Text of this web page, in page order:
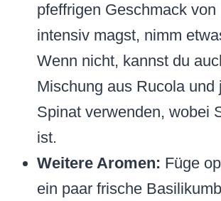
pfeffrigen Geschmack
intensiv magst, nimm
Wenn nicht, kannst du
Mischung aus Rucola und
Spinat verwenden, wobei
ist.
Weitere Aromen: Füge
ein paar frische